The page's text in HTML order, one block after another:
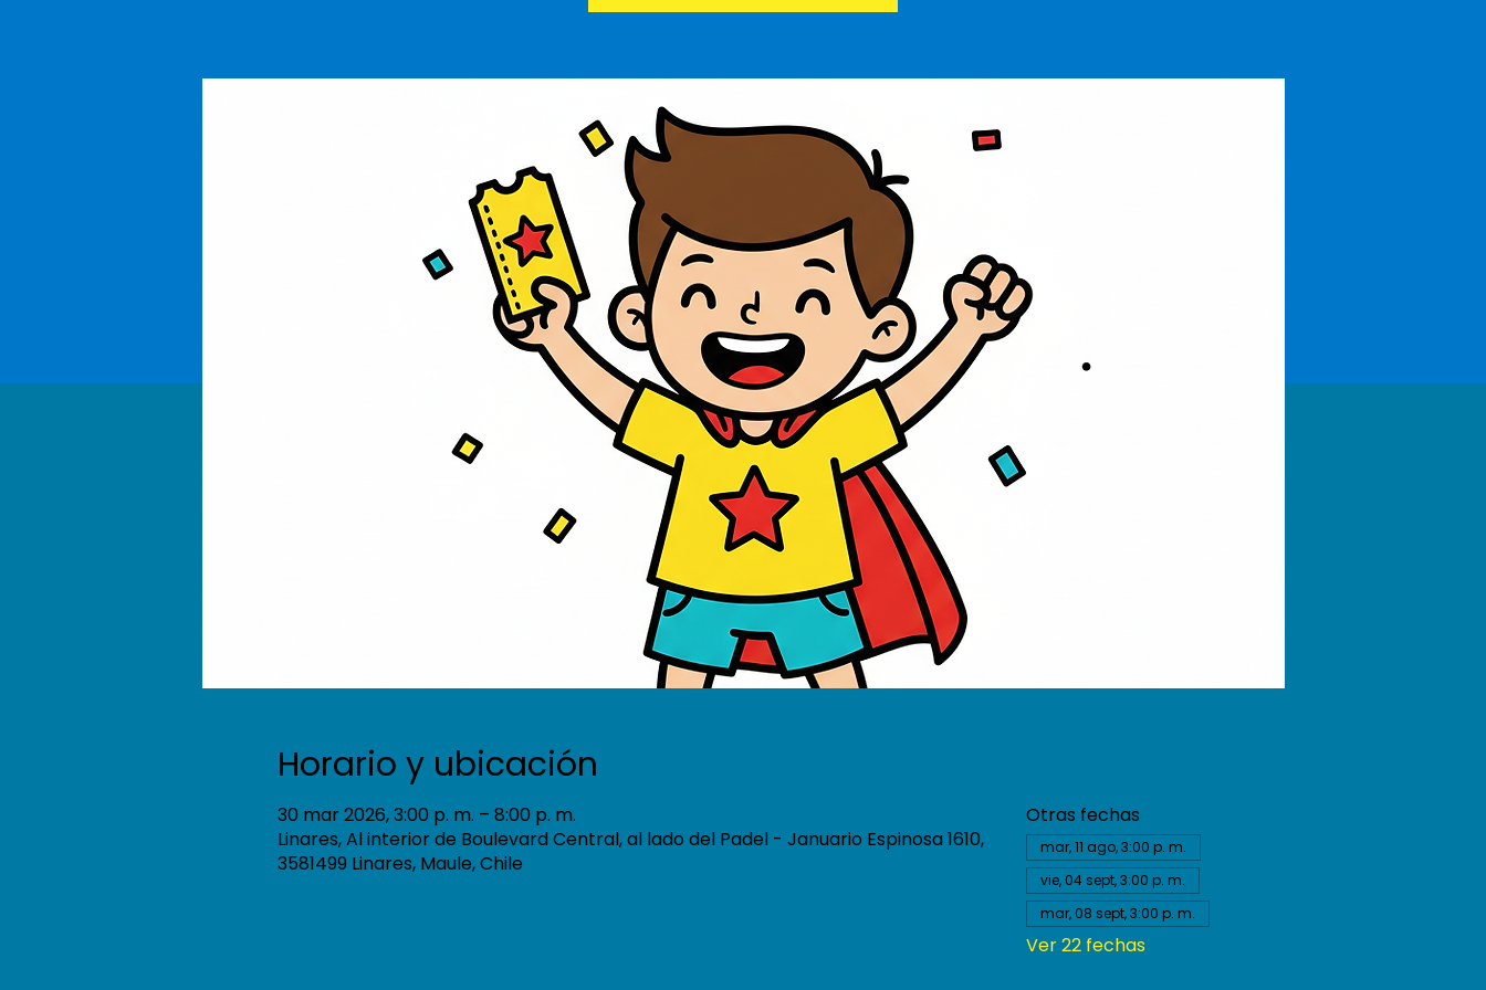
Horario y ubicación
30 mar 2026, 3:00 p. m. – 8:00 p. m.
Linares, Al interior de Boulevard Central, al lado del Padel - Januario Espinosa 1610,
3581499 Linares, Maule, Chile
Otras fechas
mar, 11 ago, 3:00 p. m.
vie, 04 sept, 3:00 p. m.
mar, 08 sept, 3:00 p. m.
Ver 22 fechas